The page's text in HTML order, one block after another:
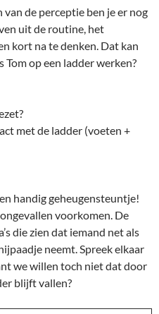
de perceptie ben je er nog
uit de routine, het
kort na te denken. Dat kan
Tom op een ladder werken?
met de ladder (voeten +
handig geheugensteuntje!
voorkomen. De
die zien dat iemand net als
neemt. Spreek elkaar
we willen toch niet dat door
blijft vallen?